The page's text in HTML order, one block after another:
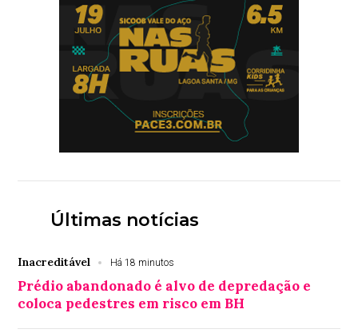
Últimas notícias
Inacreditável Há 18 minutos
Prédio abandonado é alvo de depredação e
coloca pedestres em risco em BH